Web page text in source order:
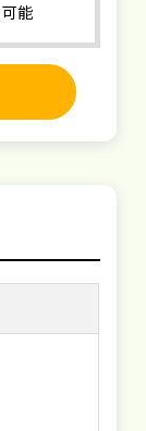
能